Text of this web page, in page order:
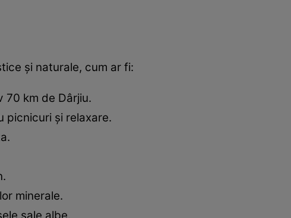
și naturale, cum ar fi:
70 km de Dârjiu.
picnicuri și relaxare.
minerale.
sale albe.